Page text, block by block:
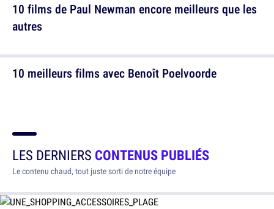
10 films de Paul Newman encore meilleurs que les
autres
10 meilleurs films avec Benoît Poelvoorde
LES DERNIERS CONTENUS PUBLIÉS
Le contenu chaud, tout juste sorti de notre équipe